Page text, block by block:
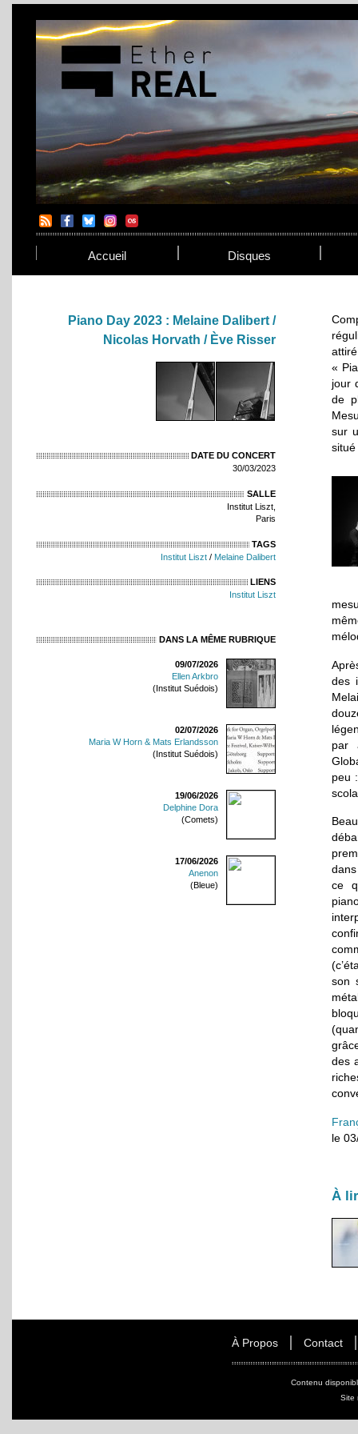
Accueil Disques
Piano Day 2023 : Melaine Dalibert /
Nicolas Horvath / Ève Risser
DATE DU CONCERT
30/03/2023
SALLE
Institut Liszt,
Paris
TAGS
Institut Liszt / Melaine Dalibert
LIENS
Institut Liszt
DANS LA MÊME RUBRIQUE
09/07/2026
Ellen Arkbro
(Institut Suédois)
02/07/2026
Maria W Horn & Mats Erlandsson
(Institut Suédois)
19/06/2026
Delphine Dora
(Comets)
17/06/2026
Anenon
(Bleue)
«
jour
de
sur
des
par
peu
ce
son
des
le
À
À Propos Contact
Contenu
Site